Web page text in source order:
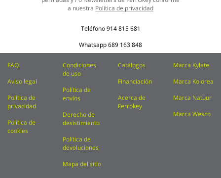
de
a nuestra Política de privacidad
Teléfono914 815 681
Whatsapp689 163 848
FAQ
Aviso legal
Política de
privacidad
Política de
cookies
Condiciones
de uso
Política de
envíos
Derecho de
desistimiento
Política de
devoluciones
Mapa del sitio
Catálogos
Financiación
Acerca de
Ferrokey
Marca Kylate
Marca Kolorea
Marca Natuur
Marca Wesco